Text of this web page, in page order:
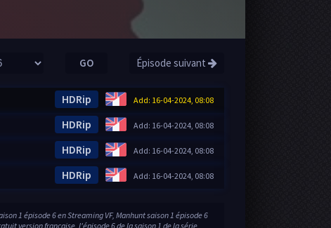
GO Épisode suivant
Add: 16-04-2024, 08:08
HDRip
Add: 16-04-2024, 08:08
HDRip
Add: 16-04-2024, 08:08
HDRip
Add: 16-04-2024, 08:08
HDRip
1 épisode 6 en Streaming VF, Manhunt saison 1 épisode 6
version française, l'épisode 6 de la saison 1 de la série